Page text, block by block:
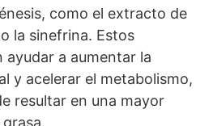
como el extracto de
la sinefrina. Estos
ayudar a aumentar la
y acelerar el metabolismo,
resultar en una mayor